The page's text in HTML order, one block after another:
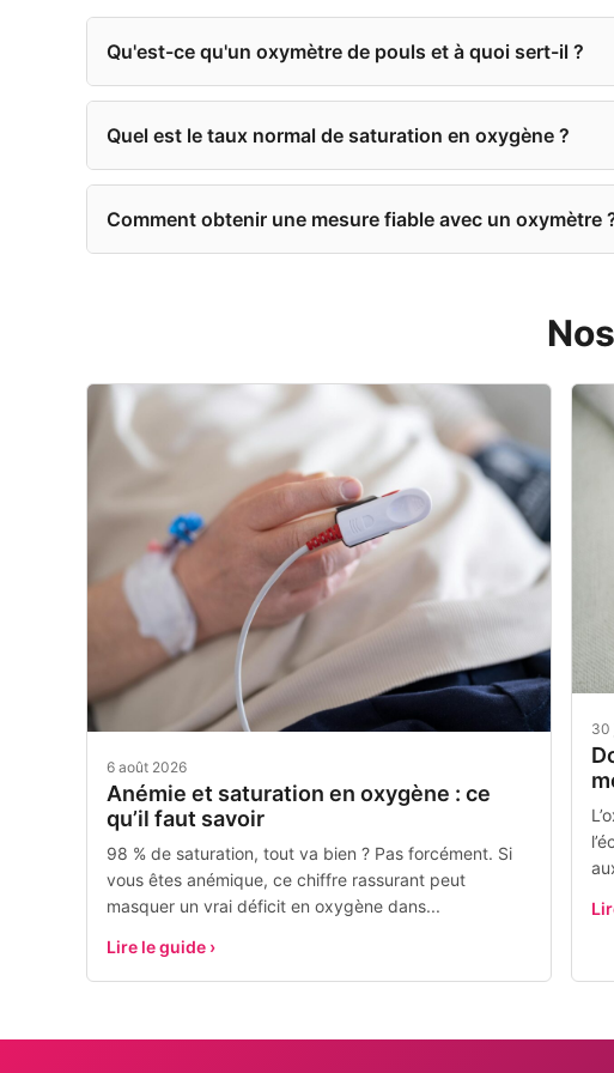
Qu'est-ce qu'un oxymètre de pouls et à quoi sert-il ?
Quel est le taux normal de saturation en oxygène ?
Comment obtenir une mesure fiable avec un oxymètre
6 août 2026
Anémie et saturation en oxygène : ce
qu’il faut savoir
98 % de saturation, tout va bien ? Pas forcément. Si
vous êtes anémique, ce chiffre rassurant peut
masquer un vrai déficit en oxygène dans...
Lire le guide ›
30